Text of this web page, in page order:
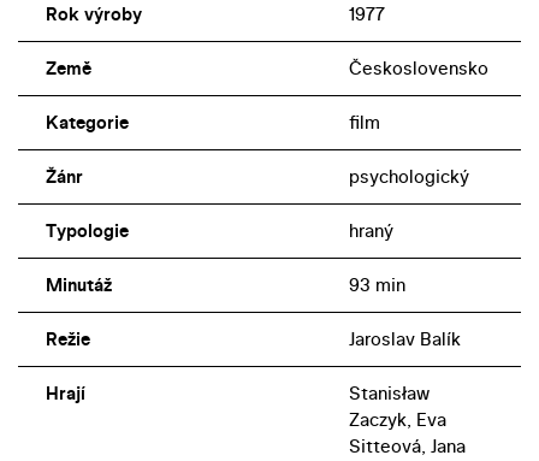
Rok výroby 1977
Země Československo
Kategorie film
Žánr psychologický
Typologie hraný
Minutáž 93 min
Režie Jaroslav Balík
Hrají
Stanisław
Zaczyk, Eva
Sitteová, Jana